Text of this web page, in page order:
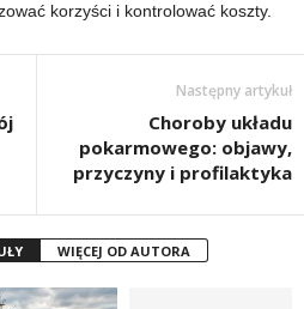
korzyści i kontrolować koszty.
Następny artykuł
Choroby układu
pokarmowego: objawy,
przyczyny i profilaktyka
WIĘCEJ OD AUTORA